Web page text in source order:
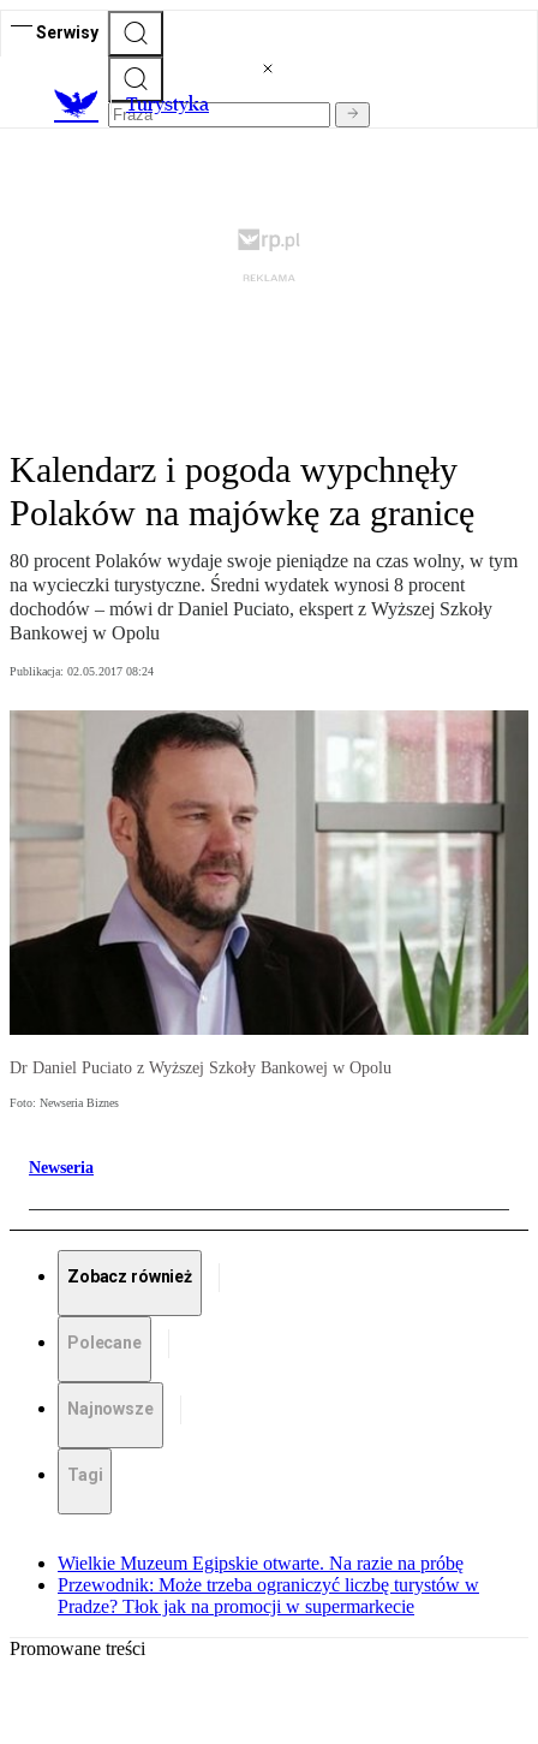
Serwisy
Turystyka
Kalendarz i pogoda wypchnęły
Polaków na majówkę za granicę
80 procent Polaków wydaje swoje pieniądze na czas wolny, w tym
na wycieczki turystyczne. Średni wydatek wynosi 8 procent
dochodów – mówi dr Daniel Puciato, ekspert z Wyższej Szkoły
Bankowej w Opolu
Publikacja: 02.05.2017 08:24
Dr Daniel Puciato z Wyższej Szkoły Bankowej w Opolu
Foto: Newseria Biznes
Newseria
Zobacz również
Polecane
Najnowsze
Tagi
Wielkie Muzeum Egipskie otwarte. Na razie na próbę
Przewodnik: Może trzeba ograniczyć liczbę turystów w
Pradze? Tłok jak na promocji w supermarkecie
Promowane treści